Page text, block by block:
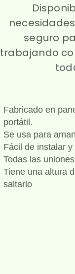
seguro
trabajando
Fabricado en
portátil.
Se usa para
Fácil de instalar
Todas las
Tiene una altura
saltarlo